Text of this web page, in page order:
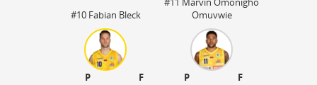
#10 Fabian Bleck
P
F
Omuvwie
P
F